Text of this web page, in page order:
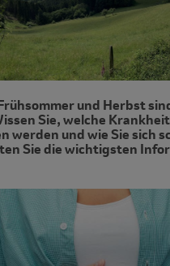
und Herbst
Sie, welche
werden und wie Sie sich
Sie die wichtigsten